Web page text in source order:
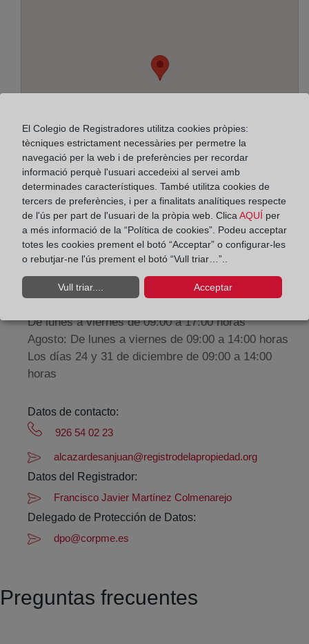
Adreça:
Jesús González Merlo, s/n - Edif. B - 1ª planta,
13600
Horario:
De lunes a viernes de 09:00 a 17:00 horas
Agosto: De lunes a viernes de 09:00 a 14:00 horas
Los días 24 y 31 de diciembre de 09:00 a 14:00
horas
Datos de contacto:
926 54 02 23
alcazardesanjuan@registrodelapropiedad.org
Datos del Registrador:
Francisco Javier Martínez Colmenarejo
Delegado de Protección de Datos:
dpo@corpme.es
Preguntas frecuentes
El Colegio de Registradores utilitza cookies pròpies:
tècniques estrictament necessàries per permetre la
navegació per la web i de preferències per recordar
informació perquè l'usuari accedeixi al servei amb
determinades característiques. També utilitza cookies de
tercers de preferències, i per a finalitats analítiques respecte
de l'ús per part de l'usuari de la pròpia web. ClicaAQUÍ per
a més informació de la “Política de cookies”. Podeu acceptar
totes les cookies prement el botó “Acceptar” o configurar-les
o rebutjar-ne l'ús prement el botó “Vull triar…”..
Vull triar.... Acceptar